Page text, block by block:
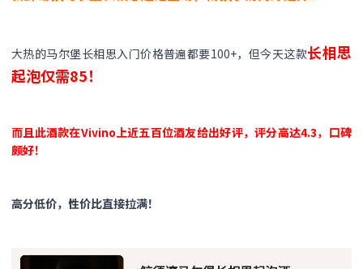
大热的马尔堡长相思入门价格普遍都要100+，但今天这款长相思
起泡仅需85！
而且此酒款在Vivino上近五百位酒友给出好评，评分高达4.3，口碑
颇好！
高分低价，性价比直接拉满！